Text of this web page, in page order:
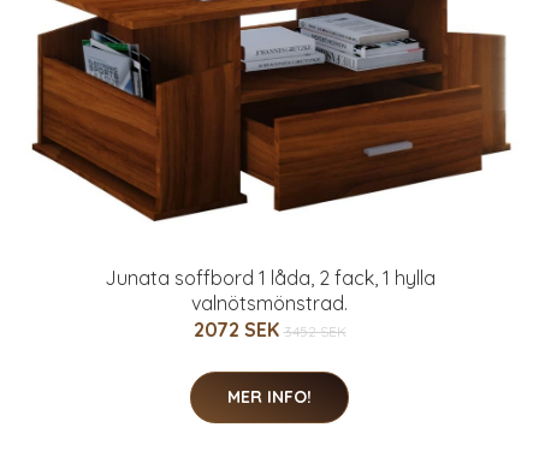
Junata soffbord 1 låda, 2 fack, 1 hylla
valnötsmönstrad.
2072 SEK 3452 SEK
MER INFO!